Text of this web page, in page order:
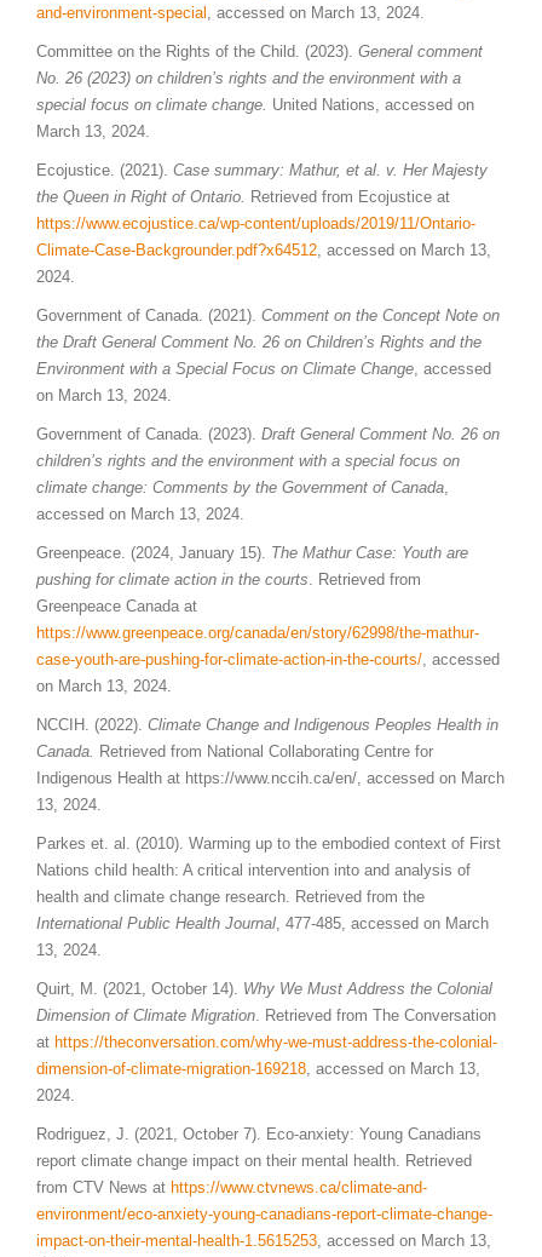
and-environment-special , accessed on March 13, 2024.
Committee on the Rights of the Child. (2023). General comment
No. 26 (2023) on children’s rights and the environment with a
special focus on climate change. United Nations, accessed on
March 13, 2024.
Ecojustice. (2021). Case summary: Mathur, et al. v. Her Majesty
the Queen in Right of Ontario. Retrieved from Ecojustice at
https://www.ecojustice.ca/wp-content/uploads/2019/11/Ontario-
Climate-Case-Backgrounder.pdf?x64512, accessed on March 13,
2024.
Government of Canada. (2021). Comment on the Concept Note on
the Draft General Comment No. 26 on Children’s Rights and the
Environment with a Special Focus on Climate Change, accessed
on March 13, 2024.
Government of Canada. (2023). Draft General Comment No. 26 on
children’s rights and the environment with a special focus on
climate change: Comments by the Government of Canada,
accessed on March 13, 2024.
Greenpeace. (2024, January 15). The Mathur Case: Youth are
pushing for climate action in the courts. Retrieved from
Greenpeace Canada at
https://www.greenpeace.org/canada/en/story/62998/the-mathur-
case-youth-are-pushing-for-climate-action-in-the-courts/, accessed
on March 13, 2024.
NCCIH. (2022). Climate Change and Indigenous Peoples Health in
Canada. Retrieved from National Collaborating Centre for
Indigenous Health at https://www.nccih.ca/en/, accessed on March
13, 2024.
Parkes et. al. (2010). Warming up to the embodied context of First
Nations child health: A critical intervention into and analysis of
health and climate change research. Retrieved from the
International Public Health Journal, 477-485, accessed on March
13, 2024.
Quirt, M. (2021, October 14). Why We Must Address the Colonial
Dimension of Climate Migration. Retrieved from The Conversation
at https://theconversation.com/why-we-must-address-the-colonial-
dimension-of-climate-migration-169218, accessed on March 13,
2024.
Rodriguez, J. (2021, October 7). Eco-anxiety: Young Canadians
report climate change impact on their mental health. Retrieved
from CTV News at https://www.ctvnews.ca/climate-and-
environment/eco-anxiety-young-canadians-report-climate-change-
impact-on-their-mental-health-1.5615253, accessed on March 13,